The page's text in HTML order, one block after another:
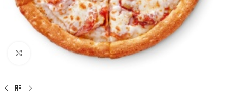
Нажмите, чтобы увеличить